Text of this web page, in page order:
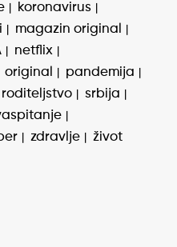
koronavirus
magazin original
netflix
original
pandemija
roditeljstvo
srbija
zdravlje život